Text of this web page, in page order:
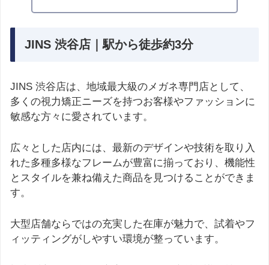
JINS 渋谷店｜駅から徒歩約3分
JINS 渋谷店は、地域最大級のメガネ専門店として、
多くの視力矯正ニーズを持つお客様やファッションに
敏感な方々に愛されています。
広々とした店内には、最新のデザインや技術を取り入
れた多種多様なフレームが豊富に揃っており、機能性
とスタイルを兼ね備えた商品を見つけることができま
す。
大型店舗ならではの充実した在庫が魅力で、試着やフ
ィッティングがしやすい環境が整っています。